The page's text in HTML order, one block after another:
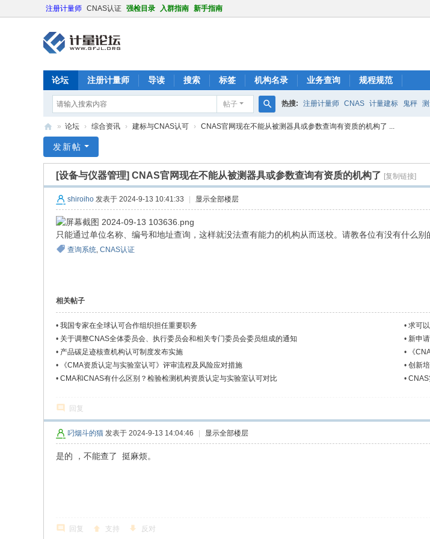
注册计量师 CNAS认证 强检目录 入群指南 新手指南
论坛 注册计量师 导读 搜索 标签 机构名录 业务查询 规程规范
帖子
搜
热搜: 注册计量师 CNAS 计量建标 鬼秤
量
» 论坛 › 综合资讯 › 建标与CNAS认可 › CNAS官网现在不能从被测器具或参数查询有资质的机构了 ...
发新帖
[设备与仪器管理] CNAS官网现在不能从被测器具或参数查询有资质的机构了 [复制链接]
shiroiho 发表于 2024-9-13 10:41:33 显示全部楼层
只能通过单位名称、编号和地址查询，这样就没法查有能力的机构从而送校。请教各位有没有什么别
查询系统, CNAS认证
相关帖子
• 我国专家在全球认可合作组织担任重要职务 • 求可
• 关于调整CNAS全体委员会、执行委员会和相关专门委员会委员组成的通知 • 新申
• 产品碳足迹核查机构认可制度发布实施 •
《
•
《CMA资质认定与实验室认可》评审流程及风险应对措施 • 创新
• CMA和CNAS有什么区别？检验检测机构资质认定与实验室认可对比 •
回复
叼烟斗的猫 发表于 2024-9-13 14:04:46 显示全部楼层
是的 ，不能查了 挺麻烦。
回复 支持 反对